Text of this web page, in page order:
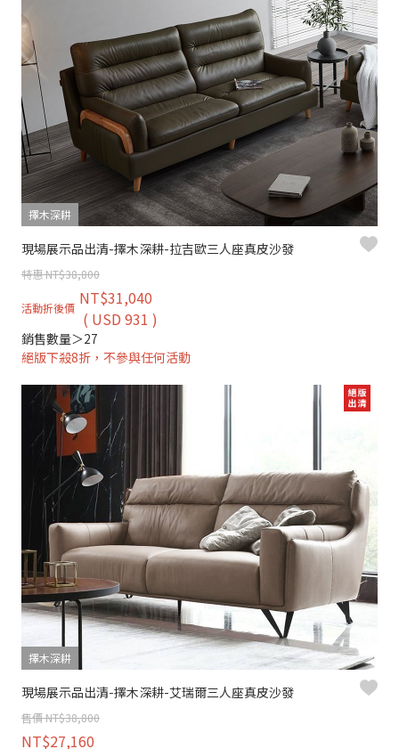
擇木深耕
現場展示品出清-擇木深耕-拉吉歐三人座真皮沙發
特惠 NT$38,800
活動折後價 NT$31,040
( USD 931 )
銷售數量＞27
絕版下殺8折，不參與任何活動
擇木深耕
現場展示品出清-擇木深耕-艾瑞爾三人座真皮沙發
售價 NT$38,800
NT$27,160